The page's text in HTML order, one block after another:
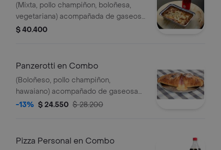
(Mixta, pollo champiñon, boloñesa,
vegetariana) acompañada de gaseosa
250 ml..
$ 40.400
Panzerotti en Combo
(Boloñeso, pollo champiñon,
hawaiano) acompañado de gaseosa
250 ml.
-13% $ 24.550 $ 28.200
Pizza Personal en Combo